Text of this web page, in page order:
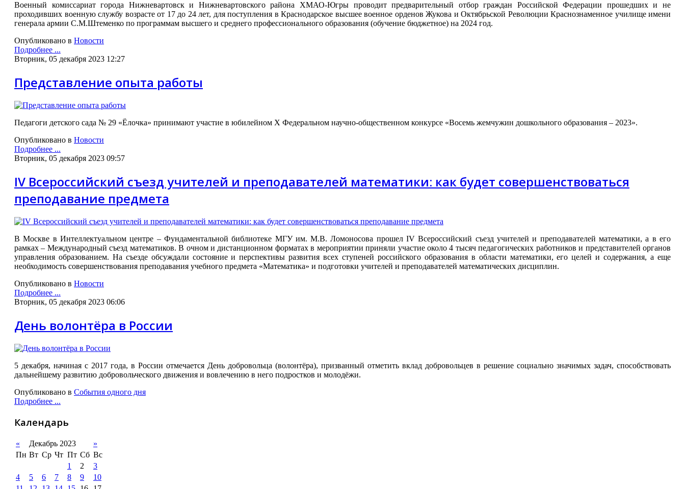
Военный комиссариат города Нижневартовск и Нижневартовского района ХМАО-Югры проводит предварительный отбор граждан Российской Федерации прошедших и не
проходивших военную службу возрасте от 17 до 24 лет, для поступления в Краснодарское высшее военное орденов Жукова и Октябрьской Революции Краснознаменное училище имени
генерала армии С.М.Штеменко по программам высшего и среднего профессионального образования (обучение бюджетное) на 2024 год.
Опубликовано в Новости
Подробнее ...
Вторник, 05 декабря 2023 12:27
Представление опыта работы
Педагоги детского сада № 29 «Ёлочка» принимают участие в юбилейном X Федеральном научно-общественном конкурсе «Восемь жемчужин дошкольного образования – 2023».
Опубликовано в Новости
Подробнее ...
Вторник, 05 декабря 2023 09:57
IV Всероссийский съезд учителей и преподавателей математики: как будет совершенствоваться
преподавание предмета
В Москве в Интеллектуальном центре – Фундаментальной библиотеке МГУ им. М.В. Ломоносова прошел IV Всероссийский съезд учителей и преподавателей математики, а в его
рамках – Международный съезд математиков. В очном и дистанционном форматах в мероприятии приняли участие около 4 тысяч педагогических работников и представителей органов
управления образованием. На съезде обсуждали состояние и перспективы развития всех ступеней российского образования в области математики, его целей и содержания, а еще
необходимость совершенствования преподавания учебного предмета «Математика» и подготовки учителей и преподавателей математических дисциплин.
Опубликовано в Новости
Подробнее ...
Вторник, 05 декабря 2023 06:06
День волонтёра в России
5 декабря, начиная с 2017 года, в России отмечается День добровольца (волонтёра), призванный отметить вклад добровольцев в решение социально значимых задач, способствовать
дальнейшему развитию добровольческого движения и вовлечению в него подростков и молодёжи.
Опубликовано в События одного дня
Подробнее ...
Календарь
« Декабрь 2023
»
Пн Вт Ср Чт Пт Сб Вс
1
2
3
4
5 6 7 8 9
10